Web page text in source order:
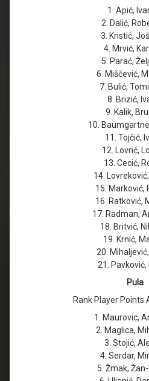
1. Apić,
2. Dalić,
3. Kristić,
4. Mrvić,
5. Parać,
6. Miščević,
7. Bulić,
8. Brizić,
9. Kalik,
10.
11. Tojčić,
12. Lovrić,
13. Cecić,
14.
15. Marković,
16. Ratković,
17. Radman,
18. Britvić,
19. Krnić,
20.
21. Pavković,
Pula
Rank Player Points
1. Maurovic,
2. Maglica,
3. Stojić,
4. Serdar,
5. Žmak,